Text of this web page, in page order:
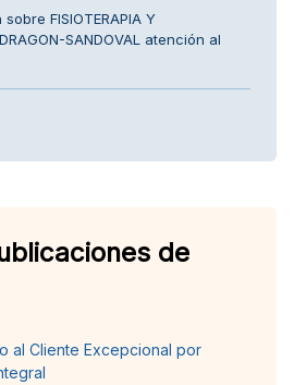
FISIOTERAPIA Y
SANDOVAL atención al
de
al Cliente Excepcional por